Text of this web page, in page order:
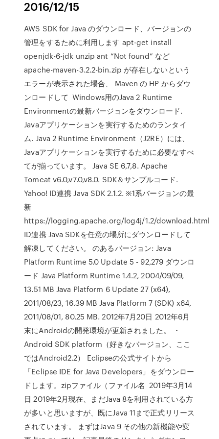
2016/12/15
AWS SDK for Java のダウンロード、バージョンの
管理をするために利用します apt-get install
openjdk-6-jdk unzip ant “Not found” など
apache-maven-3.2.2-bin.zip が存在しないという
エラーが表示された場合、 Maven の HP からダウ
ンロードして Windows用のJava 2 Runtime
Environmentの最新バージョンをダウンロード.
Javaアプリケーションを実行するためのランタイ
ム. Java 2 Runtime Environment（J2RE）には、
Javaアプリケーションを実行するために必要なすべ
てが揃っています。 Java SE 6,7,8. Apache
Tomcat v6.0,v7.0,v8.0. SDK＆サンプルコード.
Yahoo! ID連携 Java SDK 2.1.2. ※1系バージョンの最
新
https://logging.apache.org/log4j/1.2/download.html
ID連携 Java SDKを任意の場所にダウンロードして
解凍してください。 のあるバージョン: Java
Platform Runtime 5.0 Update 5 - 92,279 ダウンロ
ード Java Platform Runtime 1.4.2, 2004/09/09,
13.51 MB Java Platform 6 Update 27 (x64),
2011/08/23, 16.39 MB Java Platform 7 (SDK) x64,
2011/08/01, 80.25 MB. 2012年7月20日 2012年6月
末にAndroidの開発環境が更新されました。 ・
Android SDK platform（好きなバージョン、ここ
ではAndroid2.2） Eclipseの公式サイトから
「Eclipse IDE for Java Developers」をダウンロー
ドします。zipファイル（ファイル名 2019年3月14
日 2019年2月現在、まだJava 8を利用されている方
が多いと思いますが、既にJava 11まで正式リリース
されています。 まずはJava 9 その他の新機能や変